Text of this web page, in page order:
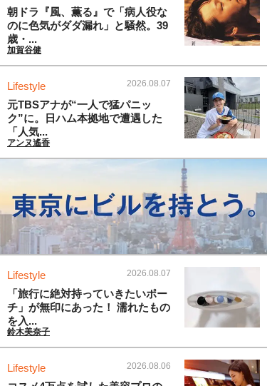
朝ドラ『風、薫る』で「病人役な
のに色気がダダ漏れ」と騒然。39
歳・...
加賀谷健
Lifestyle 2026.08.07
元TBSアナが“一人で猛パニッ
ク”に。日ハム本拠地で遭遇した
「人気...
アンヌ遙香
Lifestyle 2026.08.07
「旅行に絶対持っていきたいポー
チ」が無印にあった！ 濡れたもの
を入...
鈴木美奈子
Lifestyle 2026.08.06